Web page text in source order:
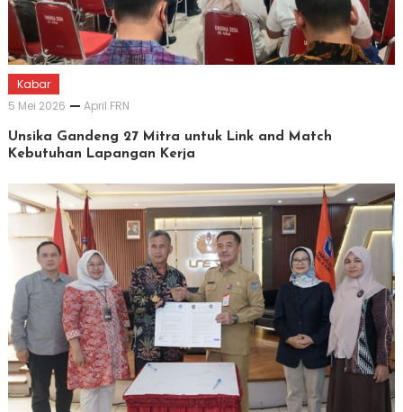
Kabar
5 Mei 2026
April FRN
Unsika Gandeng 27 Mitra untuk Link and Match
Kebutuhan Lapangan Kerja